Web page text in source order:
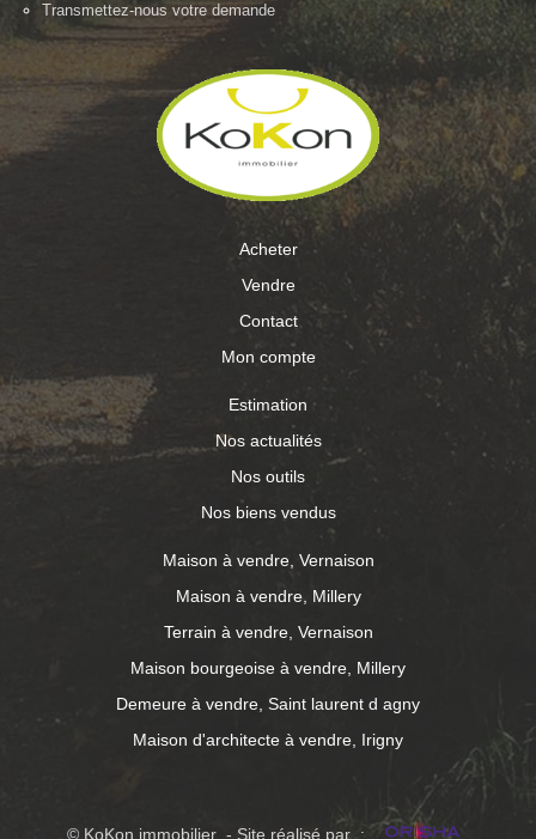
Transmettez-nous votre demande
Acheter
Vendre
Contact
Mon compte
Estimation
Nos actualités
Nos outils
Nos biens vendus
Maison à vendre, Vernaison
Maison à vendre, Millery
Terrain à vendre, Vernaison
Maison bourgeoise à vendre, Millery
Demeure à vendre, Saint laurent d agny
Maison d'architecte à vendre, Irigny
© KoKon immobilier - Site réalisé par :